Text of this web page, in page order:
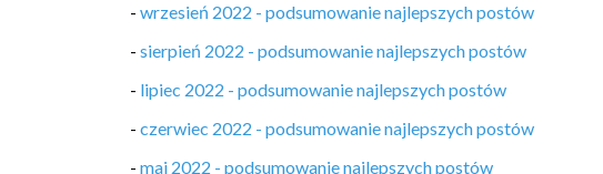
- wrzesień 2022 - podsumowanie najlepszych postów
- sierpień 2022 - podsumowanie najlepszych postów
- lipiec 2022 - podsumowanie najlepszych postów
- czerwiec 2022 - podsumowanie najlepszych postów
- maj 2022 - podsumowanie najlepszych postów